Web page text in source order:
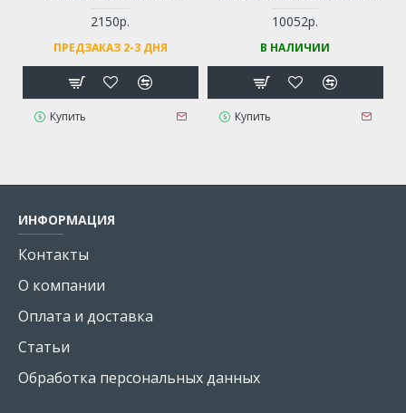
(РЕЗЬБА М22)
2150р.
ПРЕДЗАКАЗ 2-3 ДНЯ
Купить
10052р.
В НАЛИЧИИ
Купить
ИНФОРМАЦИЯ
Контакты
О компании
Оплата и доставка
Статьи
Обработка персональных данных